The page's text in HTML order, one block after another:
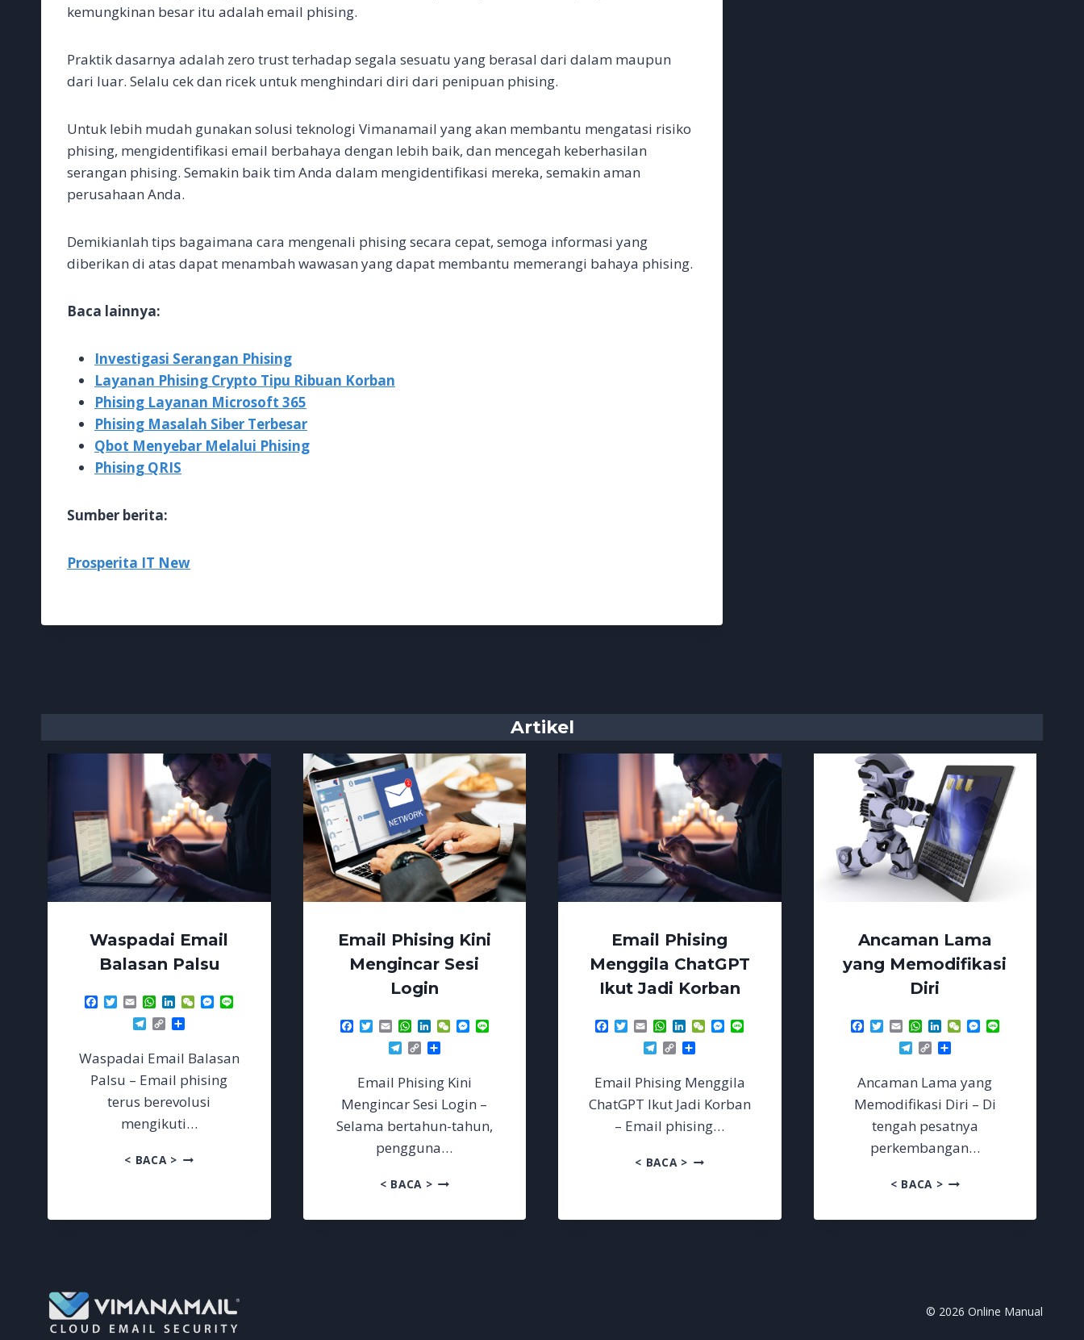
kemungkinan besar itu adalah email phising.
Praktik dasarnya adalah zero trust terhadap segala sesuatu yang berasal dari dalam maupun
dari luar. Selalu cek dan ricek untuk menghindari diri dari penipuan phising.
Untuk lebih mudah gunakan solusi teknologi Vimanamail yang akan membantu mengatasi risiko
phising, mengidentifikasi email berbahaya dengan lebih baik, dan mencegah keberhasilan
serangan phising. Semakin baik tim Anda dalam mengidentifikasi mereka, semakin aman
perusahaan Anda.
Demikianlah tips bagaimana cara mengenali phising secara cepat, semoga informasi yang
diberikan di atas dapat menambah wawasan yang dapat membantu memerangi bahaya phising.
Baca lainnya:
Investigasi Serangan Phising
Layanan Phising Crypto Tipu Ribuan Korban
Phising Layanan Microsoft 365
Phising Masalah Siber Terbesar
Qbot Menyebar Melalui Phising
Phising QRIS
Sumber berita:
Prosperita IT New
Artikel
Waspadai Email
Balasan Palsu
Facebook
TwitterEmailWhatsApp
LinkedIn
WeChatMessenger
Telegram
Copy
Waspadai Email Balasan
Palsu – Email phising
terus berevolusi
mengikuti…
< BACA >WASPADAI
Email Phising Kini
Mengincar Sesi
Login
Facebook
Twitter
EmailWhatsApp
LinkedIn
WeChatMessenger
Line
Telegram
CopyShare
Email Phising Kini
Mengincar Sesi Login –
Selama bertahun-tahun,
pengguna…
< BACA >EMAIL
Email Phising
Menggila ChatGPT
Ikut Jadi Korban
Facebook
TwitterEmailWhatsApp
LinkedIn
WeChatMessenger
Telegram
Copy
Email Phising Menggila
ChatGPT Ikut Jadi Korban
– Email phising…
< BACA >EMAIL
Ancaman Lama
yang Memodifikasi
Diri
Facebook
Twitter
EmailWhatsApp
LinkedIn
WeChatMessenger
Line
Telegram
CopyShare
Ancaman Lama yang
Memodifikasi Diri – Di
tengah pesatnya
perkembangan…
< BACA >ANCAMAN
© 2026 Online Manual